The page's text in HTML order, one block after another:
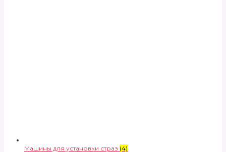
Машины для установки страз (4)